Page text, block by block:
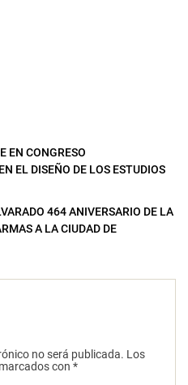
EN CONGRESO
EL DISEÑO DE LOS ESTUDIOS
464 ANIVERSARIO DE LA
A LA CIUDAD DE
no será publicada. Los
con *